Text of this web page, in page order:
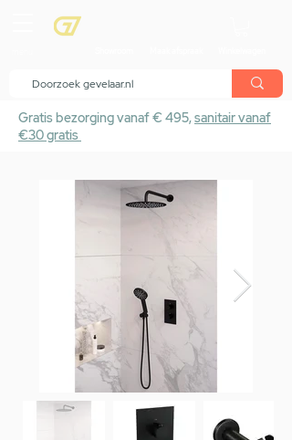
Gratis bezorging vanaf € 495,sanitair vanaf
€30 gratis